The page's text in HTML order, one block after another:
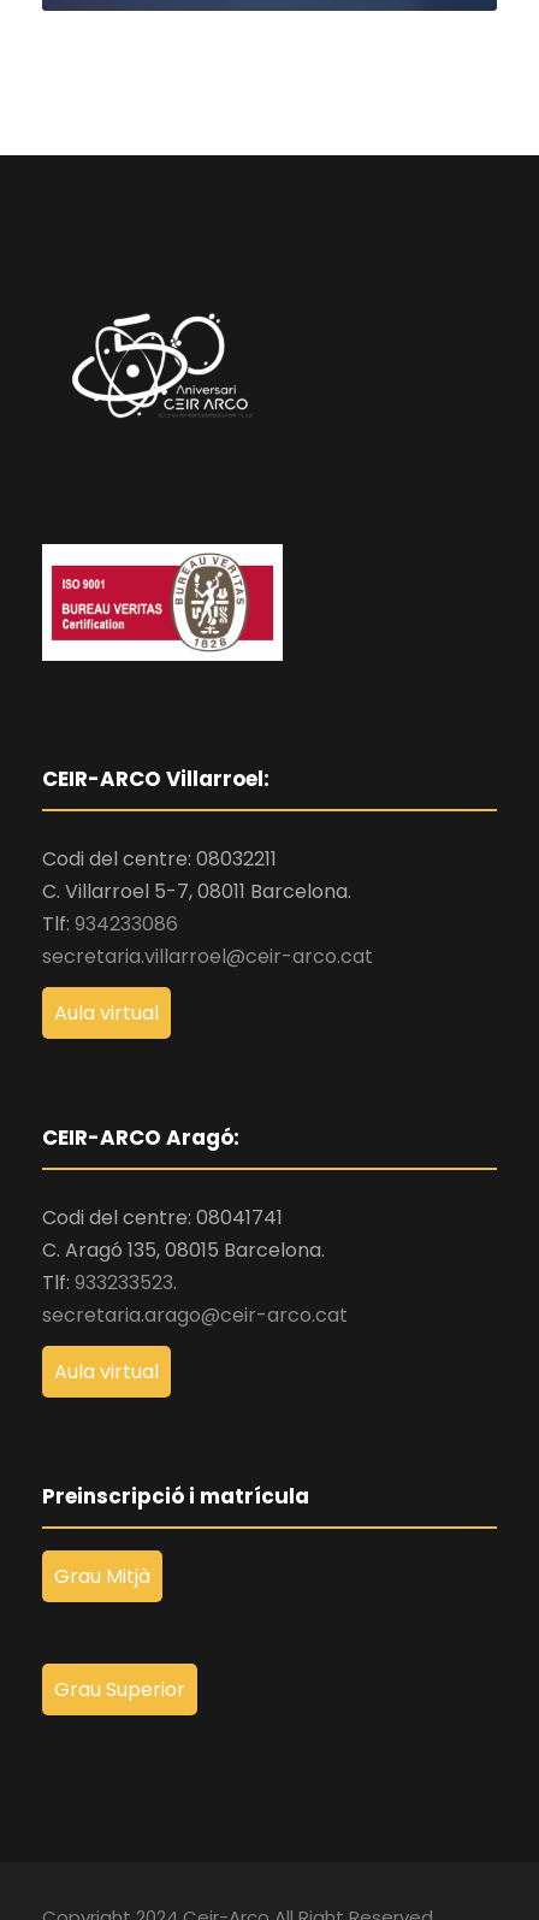
CEIR-ARCO Villarroel:
Codi del centre: 08032211
C. Villarroel 5-7, 08011 Barcelona.
Tlf: 934233086
secretaria.villarroel@ceir-arco.cat
Aula virtual
CEIR-ARCO Aragó:
Codi del centre: 08041741
C. Aragó 135, 08015 Barcelona.
Tlf: 933233523.
secretaria.arago@ceir-arco.cat
Aula virtual
Preinscripció i matrícula
Grau Mitjà
Grau Superior